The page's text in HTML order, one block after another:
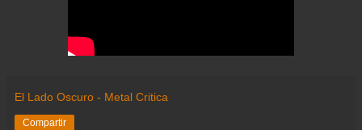
El Lado Oscuro - Metal Critica
Compartir